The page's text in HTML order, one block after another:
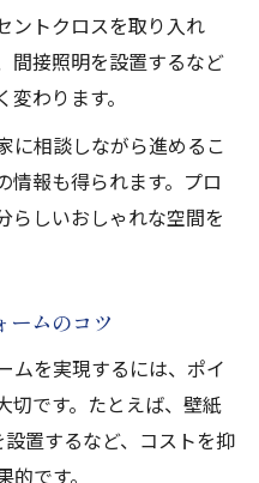
ントクロスを取り入れ
間接照明を設置するなど
わります。
に相談しながら進めるこ
情報も得られます。プロ
らしいおしゃれな空間を
ームのコツ
ムを実現するには、ポイ
切です。たとえば、壁紙
置するなど、コストを抑
です。